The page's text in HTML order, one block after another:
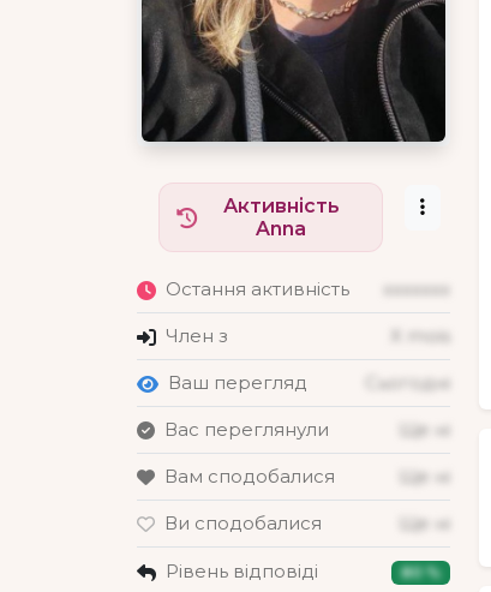
Активність
Anna
Остання активність xxxxxxx
Член з X mois
Ваш перегляд Сьогодні
Вас переглянули Ще ні
Вам сподобалися Ще ні
Ви сподобалися Ще ні
Рівень відповіді 80 %